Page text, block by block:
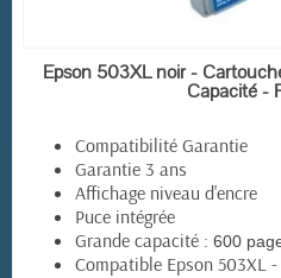
EN
Epson 503XL noir -
Capacité -
Compatibilité Garantie
Garantie 3 ans
Affichage niveau d'encre
Puce intégrée
Grande capacité : 600
Compatible Epson 503XL